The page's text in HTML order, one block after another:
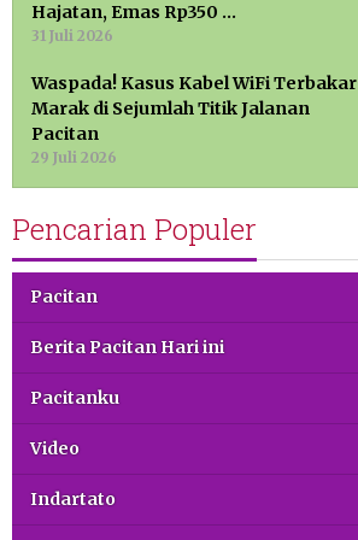
Hajatan, Emas Rp350 …
31 Juli 2026
Waspada! Kasus Kabel WiFi Terbakar
Marak di Sejumlah Titik Jalanan
Pacitan
29 Juli 2026
Pencarian Populer
Pacitan
Berita Pacitan Hari ini
Pacitanku
Video
Indartato